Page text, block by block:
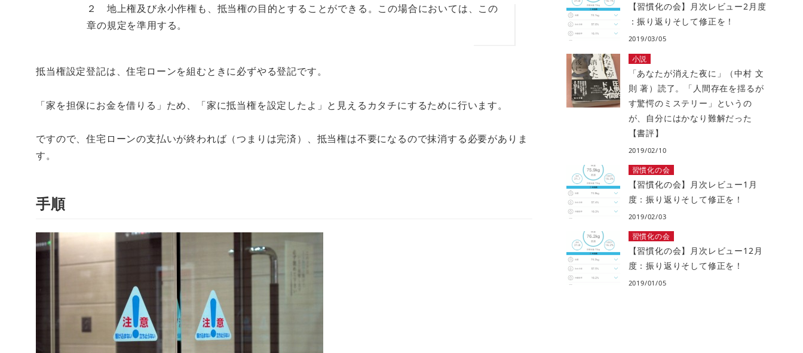
２ 地上権及び永小作権も、抵当権の目的とすることができる。この場合においては、この
章の規定を準用する。
抵当権設定登記は、住宅ローンを組むときに必ずやる登記です。
「家を担保にお金を借りる」ため、「家に抵当権を設定したよ」と見えるカタチにするために行います。
ですので、住宅ローンの支払いが終われば（つまりは完済）、抵当権は不要になるので抹消する必要がありま
す。
手順
【習慣化の会】月次レビュー2月度
：振り返りそして修正を！
2019/03/05
小説
「あなたが消えた夜に」（中村 文
則 著）読了。「人間存在を揺るが
す驚愕のミステリー」というの
が、自分にはかなり難解だった
【書評】
2019/02/10
習慣化の会
【習慣化の会】月次レビュー1月
度：振り返りそして修正を！
2019/02/03
習慣化の会
【習慣化の会】月次レビュー12月
度：振り返りそして修正を！
2019/01/05